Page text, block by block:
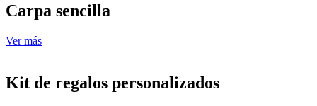
Carpa sencilla
Ver más
Kit de regalos personalizados